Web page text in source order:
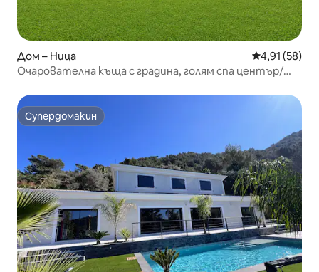
Дом – Ница Средна
4,91 (58)
Очарователна къща с градина, голям спа център/
Супердомакин
Супердомакин